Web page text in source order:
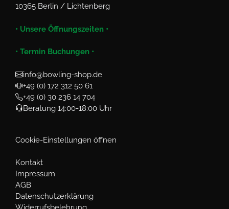
10365 Berlin / Lichtenberg
• Unsere Öffnungszeiten •
• Termin Buchungen •
info@bowling-shop.de
+49 (0) 172 312 50 61
+49 (0) 30 236 14 704
Beratung 14:00-18:00 Uhr
Cookie-Einstellungen öffnen
Kontakt
Impressum
AGB
Datenschutzerklärung